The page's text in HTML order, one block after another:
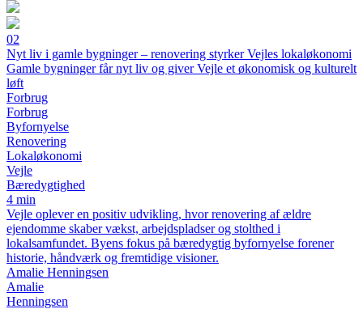
02
Nyt liv i gamle bygninger – renovering styrker Vejles lokaløkonomi
Gamle bygninger får nyt liv og giver Vejle et økonomisk og kulturelt
løft
Forbrug
Forbrug
Byfornyelse
Renovering
Lokaløkonomi
Vejle
Bæredygtighed
4 min
Vejle oplever en positiv udvikling, hvor renovering af ældre
ejendomme skaber vækst, arbejdspladser og stolthed i
lokalsamfundet. Byens fokus på bæredygtig byfornyelse forener
historie, håndværk og fremtidige visioner.
Amalie Henningsen
Amalie
Henningsen